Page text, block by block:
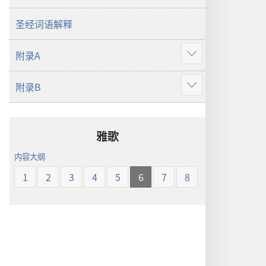
译
圣经词语解释
附录A
显
示
更
多
附录B
显
示
雅歌
内容大纲
1 2 3 4 5 6 7 8